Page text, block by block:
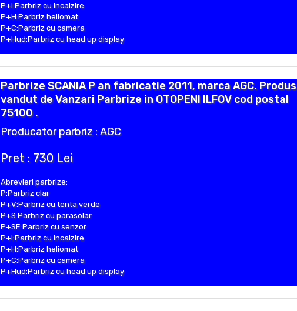
P+I:Parbriz cu incalzire
P+H:Parbriz heliomat
P+C:Parbriz cu camera
P+Hud:Parbriz cu head up display
Parbrize SCANIA P an fabricatie 2011, marca AGC. Produs
vandut de Vanzari Parbrize in OTOPENI ILFOV cod postal
75100 .
Producator parbriz : AGC
Pret : 730 Lei
Abrevieri parbrize:
P:Parbriz clar
P+V:Parbriz cu tenta verde
P+S:Parbriz cu parasolar
P+SE:Parbriz cu senzor
P+I:Parbriz cu incalzire
P+H:Parbriz heliomat
P+C:Parbriz cu camera
P+Hud:Parbriz cu head up display